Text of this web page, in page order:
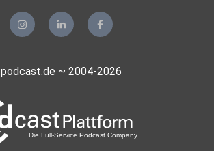
podcast.de ~ 2004-2026